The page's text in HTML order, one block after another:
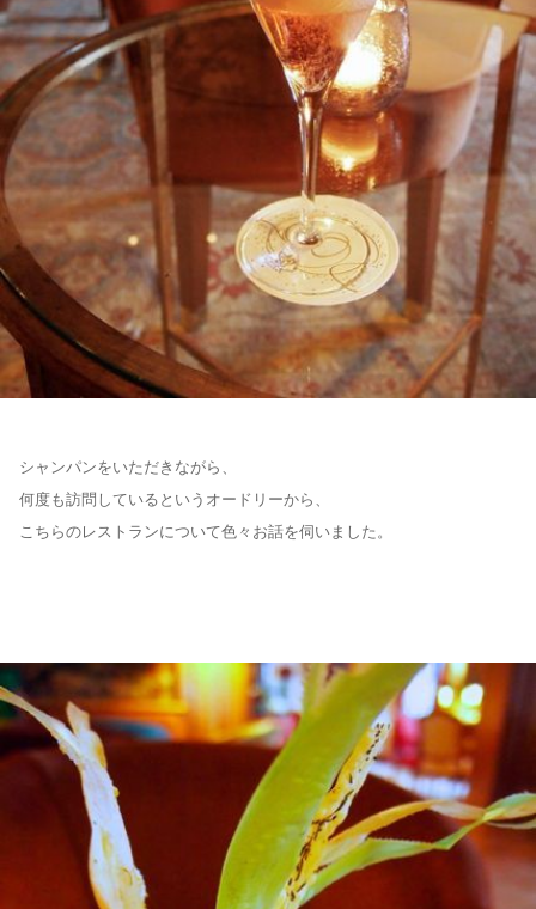
シャンパンをいただきながら、
何度も訪問しているというオードリーから、
こちらのレストランについて色々お話を伺いました。